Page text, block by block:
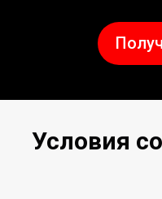
Условия